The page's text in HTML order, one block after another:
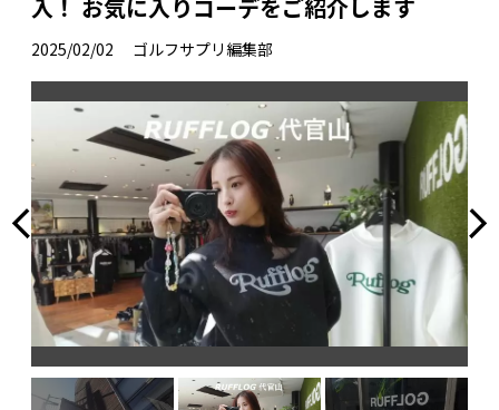
入！ お気に入りコーデをご紹介します
2025/02/02 ゴルフサプリ編集部